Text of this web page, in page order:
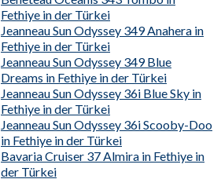
Fethiye in der Türkei
Jeanneau Sun Odyssey 349 Anahera in
Fethiye in der Türkei
Jeanneau Sun Odyssey 349 Blue
Dreams in Fethiye in der Türkei
Jeanneau Sun Odyssey 36i Blue Sky in
Fethiye in der Türkei
Jeanneau Sun Odyssey 36i Scooby-Doo
in Fethiye in der Türkei
Bavaria Cruiser 37 Almira in Fethiye in
der Türkei